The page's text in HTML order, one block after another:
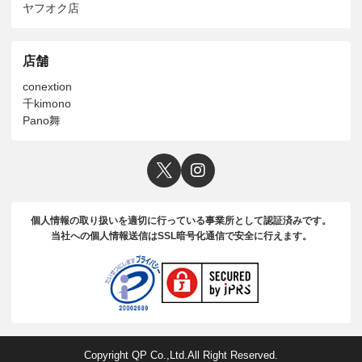
ヤフオク店
店舗
conextion
千kimono
Pano舞
個人情報の取り扱いを適切に行っている事業所として認証済みです。
当社への個人情報送信はSSL暗号化通信で安全に行えます。
Copyright QP Co.,Ltd.All Right Reserved.